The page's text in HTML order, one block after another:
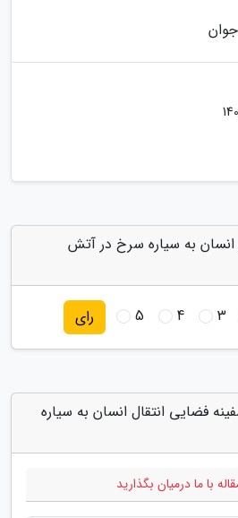
انسان به سیاره سرخ در آتش
3
4
5 رای
فضایی انتقال انسان به سیاره
با ما درمیان بگذارید